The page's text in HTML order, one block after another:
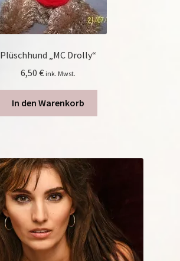
Plüschhund „MC Drolly“
6,50 € ink. Mwst.
In den Warenkorb